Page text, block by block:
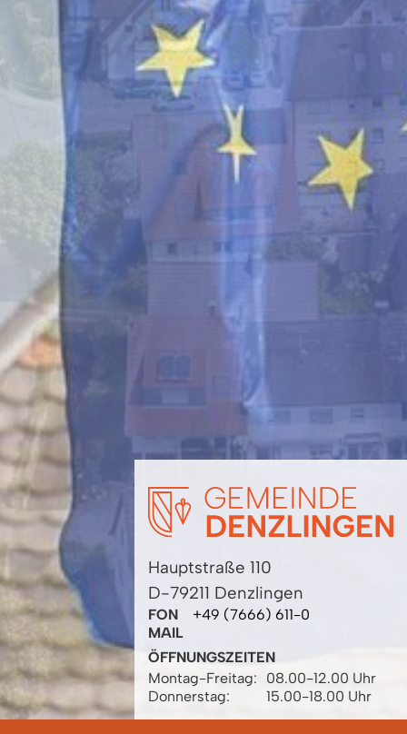
Hauptstraße 110
D-79211 Denzlingen
FON
+49 (7666) 611-0
MAIL
ÖFFNUNGSZEITEN
Montag-Freitag:
08.00-12.00 Uhr
Donnerstag:
15.00-18.00 Uhr